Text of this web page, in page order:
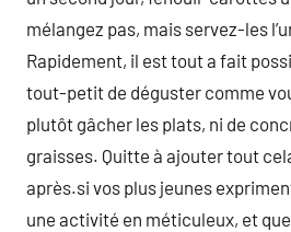
mélangez pas, mais servez-les
Rapidement, il est tout a fait
tout-petit de déguster comme
plutôt gâcher les plats, ni de
graisses. Quitte à ajouter tout
après.si vos plus jeunes
une activité en méticuleux, et